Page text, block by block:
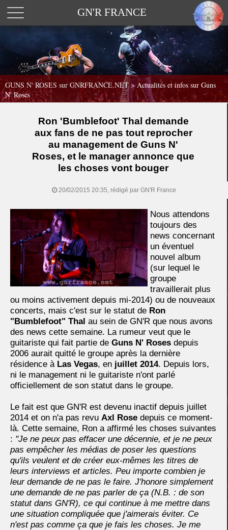
GN'R FRANCE
GUNS N' ROSES sur GNRFRANCE.NET>Actualités et infos sur Guns
N' Roses
Ron 'Bumblefoot' Thal demande
aux fans de ne pas tout reprocher
au management de Guns N'
Roses, et le manager annonce que
les choses vont bouger
20/02/2015 20:35, rédigé par GN'R France
Nous attendons
toujours des
news concernant
un éventuel
nouvel album
(sur lequel le
groupe
travaillerait plus
ou moins activement depuis mi-2014) ou de nouveaux
concerts, mais c'est sur le statut de Ron
"Bumblefoot" Thal au sein de GN'R que nous avons
des news cette semaine. La rumeur veut que le
guitariste qui fait partie de Guns N' Roses depuis
2006 aurait quitté le groupe après la dernière
résidence à Las Vegas, en juillet 2014. Depuis lors,
ni le management ni le guitariste n'ont parlé
officiellement de son statut dans le groupe.
Le fait est que GN'R est devenu inactif depuis juillet
2014 et on n'a pas revu Axl Rose depuis ce moment-
là. Cette semaine, Ron a affirmé les choses suivantes
: "Je ne peux pas effacer une décennie, et je ne peux
pas empêcher les médias de poser les questions
qu'ils veulent et de créer eux-mêmes les titres de
leurs interviews et articles. Peu importe combien je
leur demande de ne pas le faire. J'honore simplement
une demande de ne pas parler de ça (N.B. : de son
statut dans GN'R), ce qui continue à me mettre dans
une situation compliquée que j'aimerais éviter. Ce
n'est pas comme ça que je fais les choses. Je me